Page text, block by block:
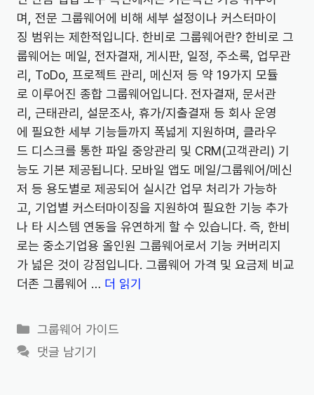
며, 전문 그룹웨어에 비해 세부 설정이나 커스터마이
징 범위는 제한적입니다. 한비로 그룹웨어란? 한비로 그
룹웨어는 메일, 전자결재, 게시판, 일정, 주소록, 업무관
리, ToDo, 프로젝트 관리, 메신저 등 약 19가지 모듈
로 이루어진 종합 그룹웨어입니다. 전자결재, 문서관
리, 근태관리, 설문조사, 휴가/지출결재 등 회사 운영
에 필요한 세부 기능들까지 폭넓게 지원하며, 클라우
드 디스크를 통한 파일 중앙관리 및 CRM(고객관리) 기
능도 기본 제공됩니다. 모바일 앱도 메일/그룹웨어/메신
저 등 용도별로 제공되어 실시간 업무 처리가 가능하
고, 기업별 커스터마이징을 지원하여 필요한 기능 추가
나 타 시스템 연동을 유연하게 할 수 있습니다. 즉, 한비
로는 중소기업용 올인원 그룹웨어로서 기능 커버리지
가 넓은 것이 강점입니다. 그룹웨어 가격 및 요금제 비교
더존 그룹웨어 … 더 읽기
카
테
그룹웨어 가이드
댓글 남기기